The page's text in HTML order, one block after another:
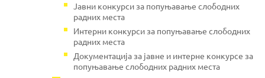
Јавни конкурси за попуњавање слободних
радних места
Интерни конкурси за попуњавање слободних
радних места
Документација за јавне и интерне конкурсе за
попуњавање слободних радних места